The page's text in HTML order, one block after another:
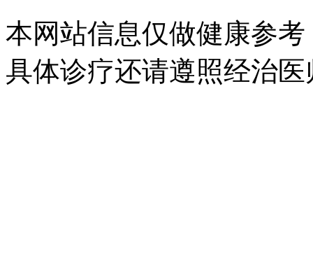
本网站信息仅做健康参
具体诊疗还请遵照经治医